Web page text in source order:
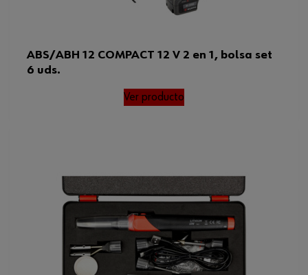
ABS/ABH 12 COMPACT 12 V 2 en 1, bolsa set
6 uds.
Ver producto